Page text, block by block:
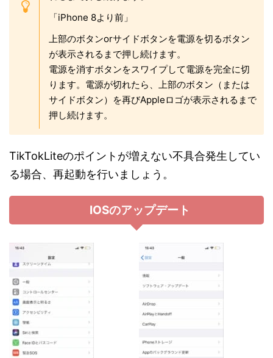
「iPhone 8より前」
上部のボタンorサイドボタンを電源を切るボタン
が表示されるまで押し続けます。
電源を消すボタンをスワイプして電源を完全に切
ります。電源が切れたら、上部のボタン（または
サイドボタン）を再びAppleロゴが表示されるまで
押し続けます。
TikTokLiteのポイントが増えない不具合発生してい
る場合、再起動を行いましょう。
IOSのアップデート